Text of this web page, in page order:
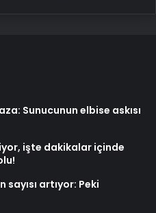
Sunucunun elbise askısı
işte dakikalar içinde
artıyor: Peki